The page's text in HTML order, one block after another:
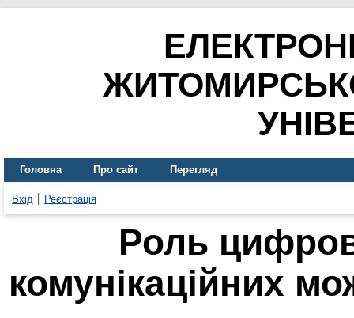
Головна Про сайт Перегляд
Вхід Реєстрація
Роль
комунікаційних